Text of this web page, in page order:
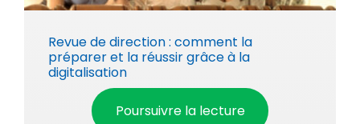
Revue de direction : comment la
préparer et la réussir grâce à la
digitalisation
Poursuivre la lecture